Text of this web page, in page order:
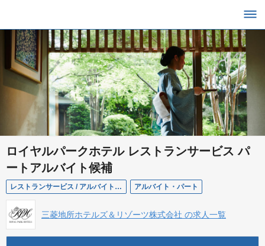
ロイヤルパークホテル レストランサービス パ
ートアルバイト候補
レストランサービス / アルバイトパート候補 アルバイト・パート
三菱地所ホテルズ＆リゾーツ株式会社 の求人一覧